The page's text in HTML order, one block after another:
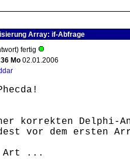
Array: if-Abfrage
fertig
Mo 02.01.2006
korrekten Delphi-
vor dem ersten
Art ...